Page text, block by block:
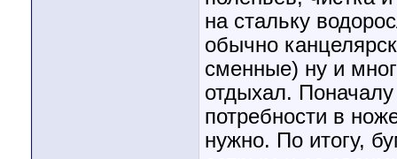
на стальку
обычно
сменные) ну и
отдыхал.
потребности в
нужно. По итогу,